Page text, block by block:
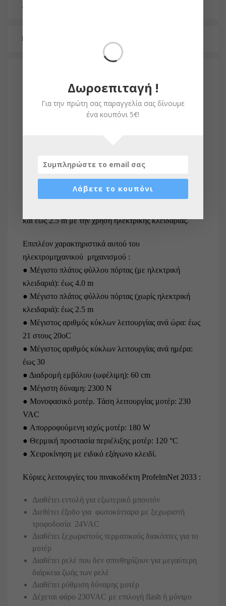
ADDITIONAL INFORMATION
Πλήρης Κιτ μονόφυλλης αριστερής ανοιγόμενης
γκαραζόπορτας Motorline Professional LINCE 600
2 τεμάχια, τηλεχειριστήρια
Το μοτέρ Motorline Professional LINCE 600 με
μόνιμη λίπανση είναι κατάλληλο για θυρόφυλλα με
και έως 2.5 m με την χρήση ηλεκτρικής κλειδαριάς.
Επιπλέον χαρακτηριστικά αυτού του
ηλεκτρομηχανικού μηχανισμού :
● Μέγιστο πλάτος φύλλου πόρτας (με ηλεκτρική
κλειδαριά): έως 4.0 m
● Μέγιστο πλάτος φύλλου πόρτας (χωρίς ηλεκτρική
κλειδαριά): έως 2.5 m
● Μέγιστος αριθμός κύκλων λειτουργίας ανά ώρα: έως
21 στους 20οC
● Μέγιστος αριθμός κύκλων λειτουργίας ανά ημέρα:
έως 30
● Διαδρομή εμβόλου (ωφέλιμη): 60 cm
● Μέγιστη δύναμη: 2300 N
● Μονοφασικό μοτέρ. Τάση λειτουργίας μοτέρ: 230
VAC
● Απορροφούμενη ισχύς μοτέρ: 180 W
● Θερμική προστασία περιέλιξης μοτέρ: 120 °C
● Χειροκίνηση με ειδικό εξάγωνο κλειδί.
Κύριες λειτουργίες του πινακοδέκτη ProfelmNet 2033 :
Διαθέτει εντολή για εξωτερικό μπουτόν
Διεθέτει έξοδο για φωτοκύτταρα με ξεχωριστή
τροφοδοσία 24VAC
Διαθέτει ξεχωριστούς τερματικούς διακόπτες για το
μοτέρ
Διαθέτει ρελέ που δεν σπινθηρίζουν για μεγαύτερη
διάρκεια ζωής των ρελέ
Διαθέτει ρύθμιση δύναμης μοτέρ
Δέχεται φάρο 230VAC με επιλογή flash ή μόνιμο
Δωροεπιταγή !
Για την πρώτη σας παραγγελία σας δίνουμε
ένα κουπόνι 5€!
Λάβετε το κουπόνι